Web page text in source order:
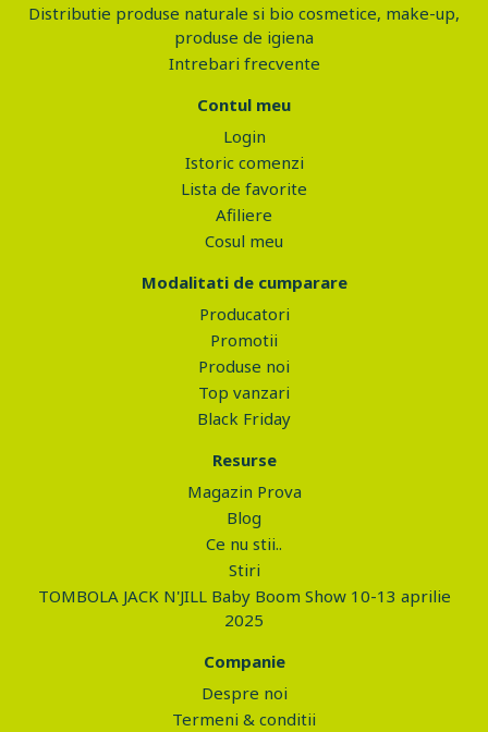
Distributie produse naturale si bio cosmetice, make-up,
produse de igiena
Intrebari frecvente
Contul meu
Login
Istoric comenzi
Lista de favorite
Afiliere
Cosul meu
Modalitati de cumparare
Producatori
Promotii
Produse noi
Top vanzari
Black Friday
Resurse
Magazin Prova
Blog
Ce nu stii..
Stiri
TOMBOLA JACK N'JILL Baby Boom Show 10-13 aprilie
2025
Companie
Despre noi
Termeni & conditii